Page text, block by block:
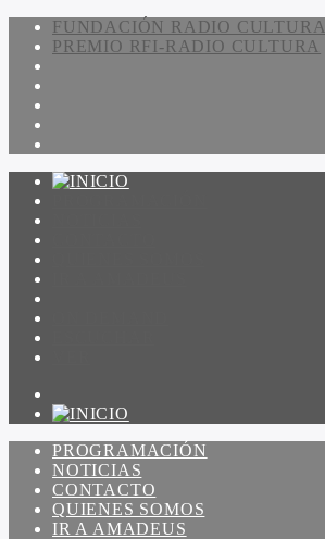
FUNDACIÓN RADIO CULTURA
PREMIO RFI-RADIO CULTURA
PROGRAMACIÓN
NOTICIAS
CONTACTO
QUIENES SOMOS
IR A AMADEUS